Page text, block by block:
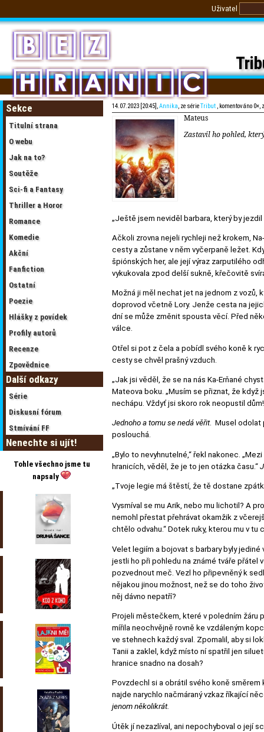
Uživatel
Sekce
Titulní strana
O webu
Jak na to?
Soutěže
Sci-fi a Fantasy
Thriller a Horor
Romance
Komedie
Akční
Fanfiction
Ostatní
Poezie
Hlášky z povídek
Profily autorů
Recenze
Zpovědnice
Další odkazy
Série
Diskusní fórum
Stmívání FF
Nenechte si ujít!
Tohle všechno jsme tu
napsaly
14.07.2023 [20:45],Annika, ze sérieTribut , komentováno 0×,
Mateus
Zastavil ho pohled,
„Ještě jsem neviděl barbara, který by
Ačkoli zrovna nejeli rychleji než krokem,
cesty a zůstane v něm vyčerpaně ležet.
špiónských her, ale její výraz zarputilého
vykukovala zpod delší sukně, křečovitě
Možná ji měl nechat jet na jednom z vozů,
doprovod včetně Lory. Jenže cesta na
dní se může změnit spousta věcí. Před
válce.
Otřel si pot z čela a pobídl svého koně k
cesty se chvěl prašný vzduch.
„Jak jsi věděl, že se na nás Ka-Erňané
Mateova boku. „Musím se přiznat, že
nechápu. Vždyť jsi skoro rok neopustil
Jednoho a tomu se nedá věřit. Musel odolat
poslouchá.
„Bylo to nevyhnutelné,“ řekl nakonec.
hranicích, věděl, že je to jen otázka času.“
„Tvoje legie má štěstí, že tě dostane
Vysmíval se mu Arik, nebo mu lichotil? A
nemohl přestat přehrávat okamžik z
chtělo odvahu.“ Dotek ruky, kterou mu v
Velet legiím a bojovat s barbary byly
jestli ho při pohledu na známé tváře přátel
pozvednout meč. Vezl ho připevněný k
nějakou jinou možnost, než se do toho
něj dávno nepatří?
Projeli městečkem, které v poledním žáru
mířila neochvějně rovně ke vzdáleným
ve stehnech každý sval. Zpomalil, aby si
Tanii a zaklel, když místo ní spatřil jen
hranice snadno na dosah?
Povzdechl si a obrátil svého koně
najde narychlo načmáraný vzkaz říkající
jenom několikrát.
Útěk jí nezazlíval, ani nepochyboval o její